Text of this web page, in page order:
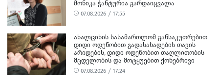
ᲛᲝᲜᲘᲙᲐ ᲭᲐᲜᲢᲣᲠᲘᲐ ᲒᲐᲠᲓᲐᲘᲪᲕᲐᲚᲐ
07.08.2026 / 17:55
ᲐᲮᲐᲚᲪᲘᲮᲘᲡ ᲡᲐᲡᲐᲛᲐᲠᲗᲚᲝᲛ ᲒᲐᲜᲡᲐᲙᲣᲗᲠᲔᲑᲘᲗ
ᲓᲘᲓᲘ ᲝᲓᲔᲜᲝᲑᲘᲗ ᲒᲐᲓᲐᲡᲐᲮᲐᲓᲔᲑᲘᲡ ᲗᲐᲕᲘᲡ
ᲐᲠᲘᲓᲔᲑᲘᲡ, ᲓᲘᲓᲘ ᲝᲓᲔᲜᲝᲑᲘᲗ ᲗᲐᲦᲚᲘᲗᲝᲑᲘᲡ
ᲛᲪᲓᲔᲚᲝᲑᲘᲡ ᲓᲐ ᲛᲝᲢᲧᲣᲔᲑᲘᲗ ᲥᲝᲜᲔᲑᲠᲘᲕᲘ
ᲓᲐᲖᲘᲐᲜᲔᲑᲘᲡ ᲤᲐᲥᲢᲔᲑᲖᲔ 1 ᲞᲘᲠᲘ ᲓᲐᲛᲜᲐᲨᲐᲕᲔᲓ
ᲪᲜᲝ
07.08.2026 / 17:24